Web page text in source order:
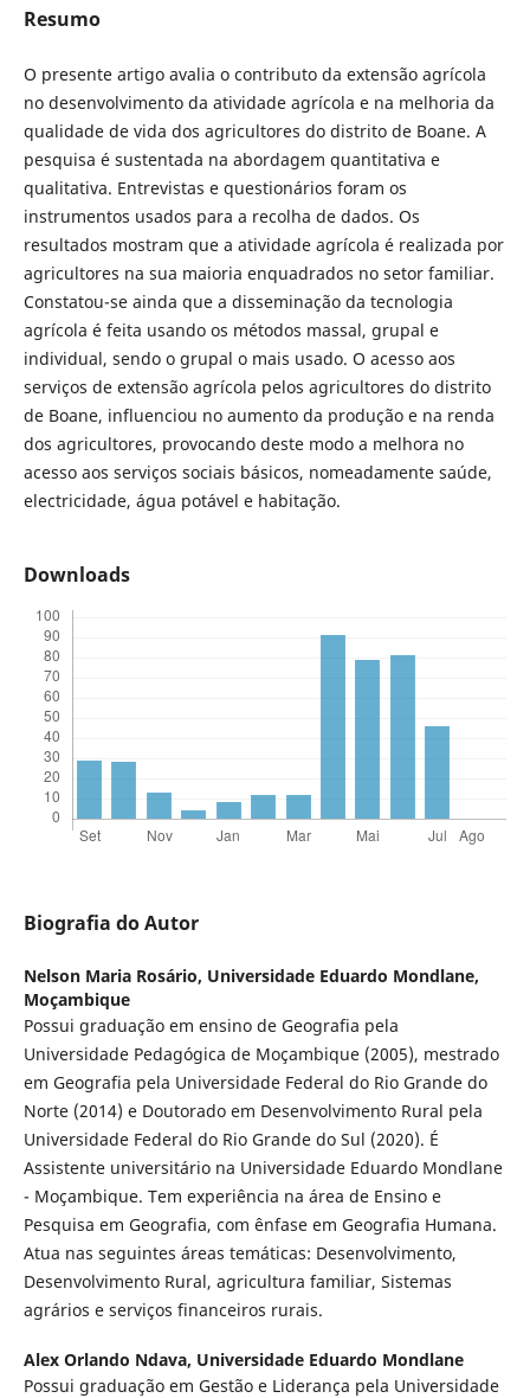
Resumo
O presente artigo avalia o contributo da extensão agrícola
no desenvolvimento da atividade agrícola e na melhoria da
qualidade de vida dos agricultores do distrito de Boane. A
pesquisa é sustentada na abordagem quantitativa e
qualitativa. Entrevistas e questionários foram os
instrumentos usados para a recolha de dados. Os
resultados mostram que a atividade agrícola é realizada por
agricultores na sua maioria enquadrados no setor familiar.
Constatou-se ainda que a disseminação da tecnologia
agrícola é feita usando os métodos massal, grupal e
individual, sendo o grupal o mais usado. O acesso aos
serviços de extensão agrícola pelos agricultores do distrito
de Boane, influenciou no aumento da produção e na renda
dos agricultores, provocando deste modo a melhora no
acesso aos serviços sociais básicos, nomeadamente saúde,
electricidade, água potável e habitação.
Downloads
Biografia do Autor
Nelson Maria Rosário, Universidade Eduardo Mondlane,
Moçambique
Possui graduação em ensino de Geografia pela
Universidade Pedagógica de Moçambique (2005), mestrado
em Geografia pela Universidade Federal do Rio Grande do
Norte (2014) e Doutorado em Desenvolvimento Rural pela
Universidade Federal do Rio Grande do Sul (2020). É
Assistente universitário na Universidade Eduardo Mondlane
- Moçambique. Tem experiência na área de Ensino e
Pesquisa em Geografia, com ênfase em Geografia Humana.
Atua nas seguintes áreas temáticas: Desenvolvimento,
Desenvolvimento Rural, agricultura familiar, Sistemas
agrários e serviços financeiros rurais.
Alex Orlando Ndava, Universidade Eduardo Mondlane
Possui graduação em Gestão e Liderança pela Universidade